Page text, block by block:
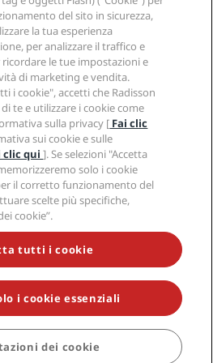
PRENOTA
Rewards
del sito
moderna
LE NOSTRE OFFERTE MIGLIORI
Tutti i diritti riservati. RHG Radisson
RED, Radisson Blu, Radisson Collection,
Park Inn, Country Inn & Suites, Prize by
Radisson Meetings sono marchi
Group.
del sito in sicurezza,
la tua esperienza
per analizzare il traffico e
ricordare le tue impostazioni e
di marketing e vendita.
i cookie", accetti che Radisson
te e utilizzare i cookie come
sulla privacy [ Fai clic
sui cookie e sulle
clic qui]. Se selezioni "Accetta
solo i cookie
il corretto funzionamento del
scelte più specifiche,
cookie”.
tutti i cookie
i cookie essenziali
dei cookie